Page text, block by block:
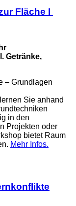
Fläche I
Getränke,
– Grundlagen
Sie anhand
in den
Projekten oder
bietet Raum
Mehr Infos.